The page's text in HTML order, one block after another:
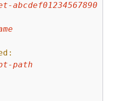
abcdef01234567890
path